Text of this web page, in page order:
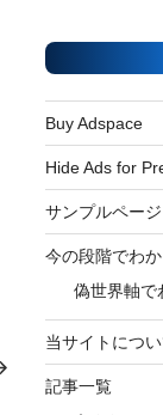
Buy Adspace
Hide Ads for
サンプルページ
今の段階でわ
偽世界軸で
当サイトにつ
記事一覧